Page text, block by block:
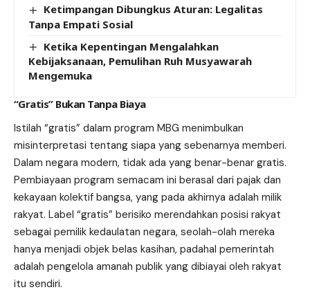
Ketimpangan Dibungkus Aturan: Legalitas
Tanpa Empati Sosial
Ketika Kepentingan Mengalahkan
Kebijaksanaan, Pemulihan Ruh Musyawarah
Mengemuka
“Gratis” Bukan Tanpa Biaya
Istilah “gratis” dalam program MBG menimbulkan
misinterpretasi tentang siapa yang sebenarnya memberi.
Dalam negara modern, tidak ada yang benar-benar gratis.
Pembiayaan program semacam ini berasal dari pajak dan
kekayaan kolektif bangsa, yang pada akhirnya adalah milik
rakyat. Label “gratis” berisiko merendahkan posisi rakyat
sebagai pemilik kedaulatan negara, seolah-olah mereka
hanya menjadi objek belas kasihan, padahal pemerintah
adalah pengelola amanah publik yang dibiayai oleh rakyat
itu sendiri.